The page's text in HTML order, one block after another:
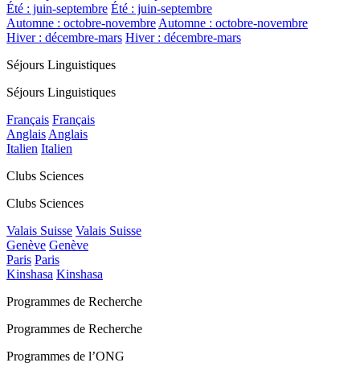
Été : juin-septembre Été : juin-septembre
Automne : octobre-novembre Automne : octobre-novembre
Hiver : décembre-mars Hiver : décembre-mars
Séjours Linguistiques
Séjours Linguistiques
Français Français
Anglais Anglais
Italien Italien
Clubs Sciences
Clubs Sciences
Valais Suisse Valais Suisse
Genève Genève
Paris Paris
Kinshasa Kinshasa
Programmes de Recherche
Programmes de Recherche
Programmes de l’ONG